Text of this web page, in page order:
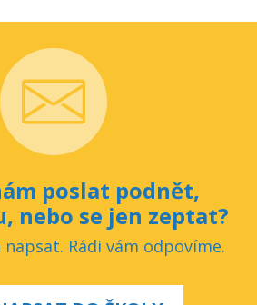
poslat podnět,
nebo se jen zeptat?
Rádi vám odpovíme.